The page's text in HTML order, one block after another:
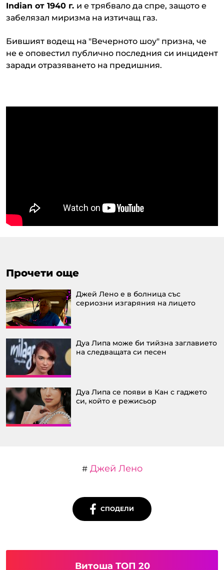
Indian от 1940 г. и е трябвало да спре, защото е
забелязал миризма на изтичащ газ.
Бившият водещ на "Вечерното шоу" призна, че
не е оповестил публично последния си инцидент
заради отразяването на предишния.
Прочети още
Джей Лено е в болница със
сериозни изгаряния на лицето
Дуа Липа може би тийзна заглавието
на следващата си песен
Дуа Липа се появи в Кан с гаджето
си, който е режисьор
#Джей Лено
СПОДЕЛИ
Витоша ТОП 20